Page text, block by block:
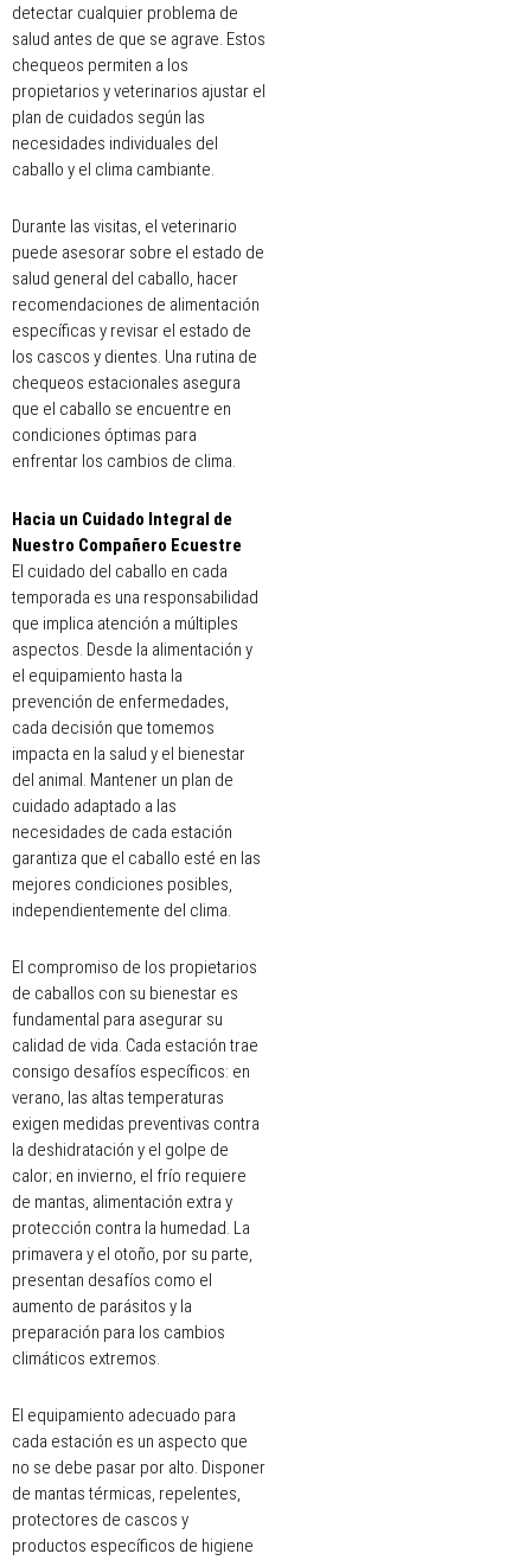
detectar cualquier problema de
salud antes de que se agrave. Estos
chequeos permiten a los
propietarios y veterinarios ajustar el
plan de cuidados según las
necesidades individuales del
caballo y el clima cambiante.
Durante las visitas, el veterinario
puede asesorar sobre el estado de
salud general del caballo, hacer
recomendaciones de alimentación
específicas y revisar el estado de
los cascos y dientes. Una rutina de
chequeos estacionales asegura
que el caballo se encuentre en
condiciones óptimas para
enfrentar los cambios de clima.
Hacia un Cuidado Integral de
Nuestro Compañero Ecuestre
El cuidado del caballo en cada
temporada es una responsabilidad
que implica atención a múltiples
aspectos. Desde la alimentación y
el equipamiento hasta la
prevención de enfermedades,
cada decisión que tomemos
impacta en la salud y el bienestar
del animal. Mantener un plan de
cuidado adaptado a las
necesidades de cada estación
garantiza que el caballo esté en las
mejores condiciones posibles,
independientemente del clima.
El compromiso de los propietarios
de caballos con su bienestar es
fundamental para asegurar su
calidad de vida. Cada estación trae
consigo desafíos específicos: en
verano, las altas temperaturas
exigen medidas preventivas contra
la deshidratación y el golpe de
calor; en invierno, el frío requiere
de mantas, alimentación extra y
protección contra la humedad. La
primavera y el otoño, por su parte,
presentan desafíos como el
aumento de parásitos y la
preparación para los cambios
climáticos extremos.
El equipamiento adecuado para
cada estación es un aspecto que
no se debe pasar por alto. Disponer
de mantas térmicas, repelentes,
protectores de cascos y
productos específicos de higiene